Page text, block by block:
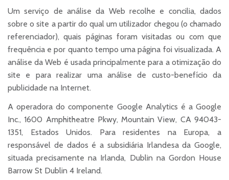
Um serviço de análise da Web recolhe e concilia, dados
sobre o site a partir do qual um utilizador chegou (o chamado
referenciador), quais páginas foram visitadas ou com que
frequência e por quanto tempo uma página foi visualizada. A
análise da Web é usada principalmente para a otimização do
site e para realizar uma análise de custo-benefício da
publicidade na Internet.
A operadora do componente Google Analytics é a Google
Inc., 1600 Amphitheatre Pkwy, Mountain View, CA 94043-
1351, Estados Unidos. Para residentes na Europa, a
responsável de dados é a subsidiária Irlandesa da Google,
situada precisamente na Irlanda, Dublin na Gordon House
Barrow St Dublin 4 Ireland.